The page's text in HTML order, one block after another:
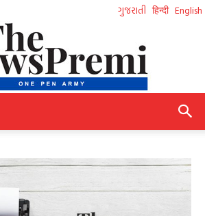
ગુજરાતી हिन्दी English
Gujarati